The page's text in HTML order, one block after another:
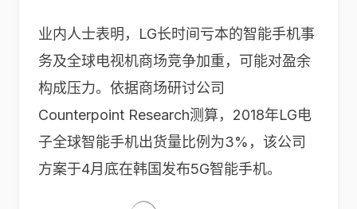
业内人士表明，LG长时间亏本的智能手机事
务及全球电视机商场竞争加重，可能对盈余
构成压力。依据商场研讨公司
Counterpoint Research测算，2018年LG电
子全球智能手机出货量比例为3%，该公司
方案于4月底在韩国发布5G智能手机。